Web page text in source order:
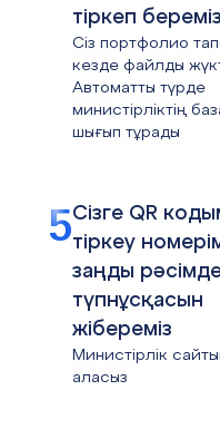
тіркеп береміз
Сіз портфолио
кезде файлды
Автоматты түрде
министірліктің
шығып тұрады
5Сізге QR
тіркеу
заңды
түпнұсқасын
жібереміз
Министірлік
аласыз